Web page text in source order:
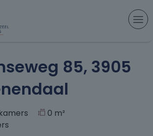
85, Veenendaal
85, 3905
0 m²